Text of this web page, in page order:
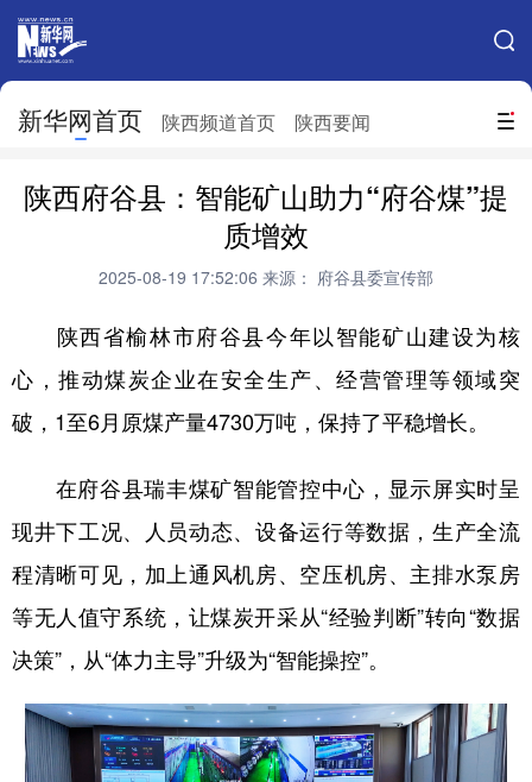
搜索
新华网首页 陕西频道首页 陕西要闻
网站地图
北京 天津 河北 山西
吉林 上海
山东 河南 湖北 湖南
广东 广西 海南 重庆
陕西 甘肃 青海 宁夏
新疆 内蒙古 黑龙江
陕西府谷县：智能矿山助力“府谷煤”提
质增效
2025-08-19 17:52:06 来源： 府谷县委宣传部
陕西省榆林市府谷县今年以智能矿山建设为核
心，推动煤炭企业在安全生产、经营管理等领域突
破，1至6月原煤产量4730万吨，保持了平稳增长。
在府谷县瑞丰煤矿智能管控中心，显示屏实时呈
现井下工况、人员动态、设备运行等数据，生产全流
程清晰可见，加上通风机房、空压机房、主排水泵房
等无人值守系统，让煤炭开采从“经验判断”转向“数据
决策”，从“体力主导”升级为“智能操控”。